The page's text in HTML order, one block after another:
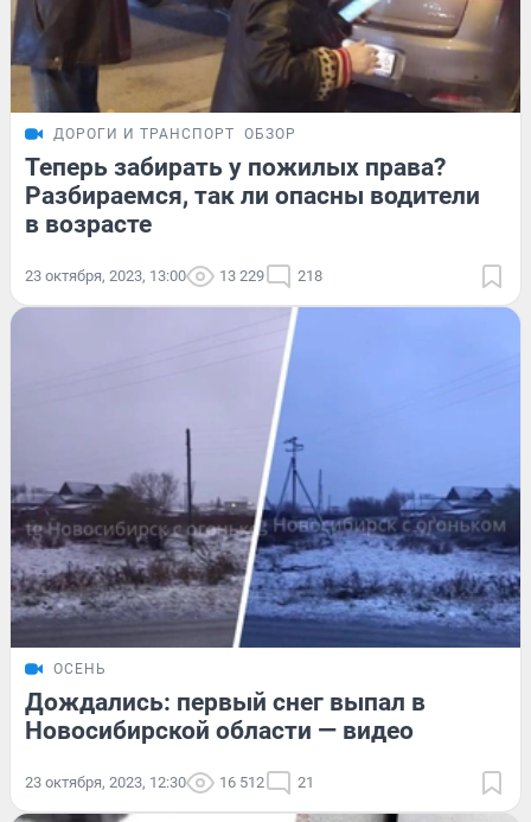
ДОРОГИ И ТРАНСПОРТ ОБЗОР
Теперь забирать у пожилых права?
Разбираемся, так ли опасны водители
в возрасте
23 октября, 2023, 13:00 13 229 218
ОСЕНЬ
Дождались: первый снег выпал в
Новосибирской области — видео
23 октября, 2023, 12:30 16 512 21